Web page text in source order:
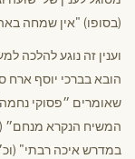
(בסופו) "אין שמחה
וענין זה נוגע להלכה
הובא בברכי יוסף
שאומרים ״פסוקי
המשיח הנקרא מנחם״
במדרש איכה רבתי"